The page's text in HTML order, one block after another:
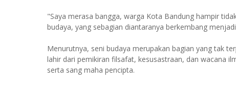
"Saya merasa bangga, warga Kota Bandung hampir
budaya, yang sebagian diantaranya berkembang
Menurutnya, seni budaya merupakan bagian yang tak
lahir dari pemikiran filsafat, kesusastraan, dan wacana
serta sang maha pencipta.